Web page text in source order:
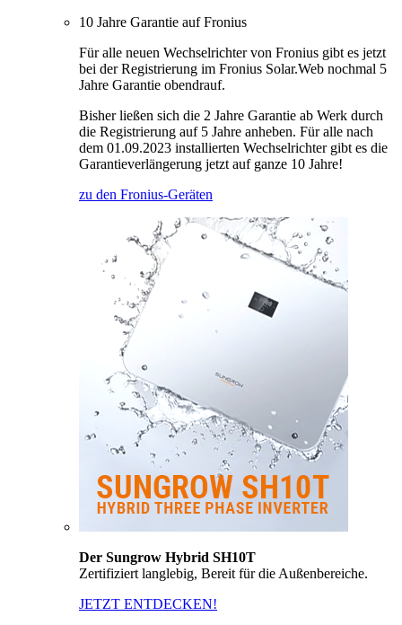
10 Jahre Garantie auf Fronius
Für alle neuen Wechselrichter von Fronius gibt es jetzt
bei der Registrierung im Fronius Solar.Web nochmal 5
Jahre Garantie obendrauf.
Bisher ließen sich die 2 Jahre Garantie ab Werk durch
die Registrierung auf 5 Jahre anheben. Für alle nach
dem 01.09.2023 installierten Wechselrichter gibt es die
Garantieverlängerung jetzt auf ganze 10 Jahre!
zu den Fronius-Geräten
Der Sungrow Hybrid SH10T
Zertifiziert langlebig, Bereit für die Außenbereiche.
JETZT ENTDECKEN!